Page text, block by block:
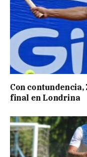
Con
final en Londrina